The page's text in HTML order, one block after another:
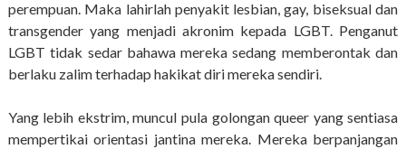
perempuan. Maka lahirlah penyakit lesbian, gay, biseksual dan
transgender yang menjadi akronim kepada LGBT. Penganut
LGBT tidak sedar bahawa mereka sedang memberontak dan
berlaku zalim terhadap hakikat diri mereka sendiri.
Yang lebih ekstrim, muncul pula golongan queer yang sentiasa
mempertikai orientasi jantina mereka. Mereka berpanjangan